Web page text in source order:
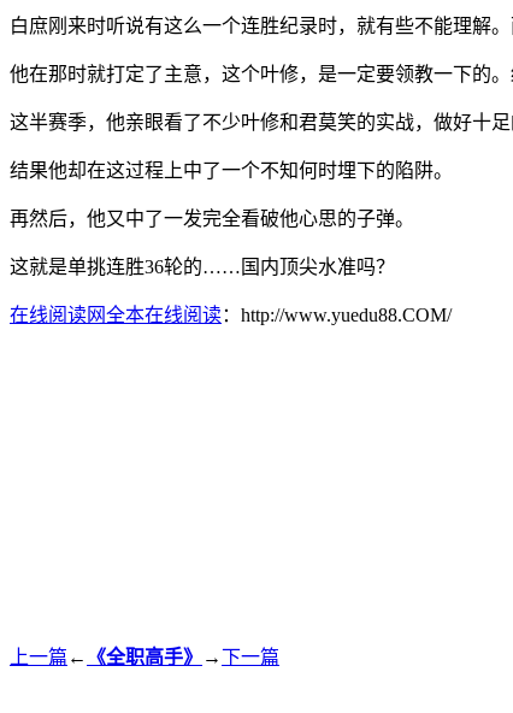
白庶刚来时听说有这么一个连胜纪录时，就有些不能理解
他在那时就打定了主意，这个叶修，是一定要领教一下的
这半赛季，他亲眼看了不少叶修和君莫笑的实战，做好十
结果他却在这过程上中了一个不知何时埋下的陷阱。
再然后，他又中了一发完全看破他心思的子弹。
这就是单挑连胜36轮的……国内顶尖水准吗？
在线阅读网全本在线阅读：http://www.yuedu88.COM/
上一篇 ← 《全职高手》 →下一篇